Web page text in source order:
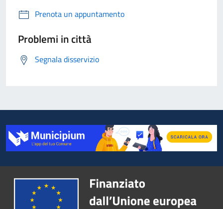
Prenota un appuntamento
Problemi in città
Segnala disservizio